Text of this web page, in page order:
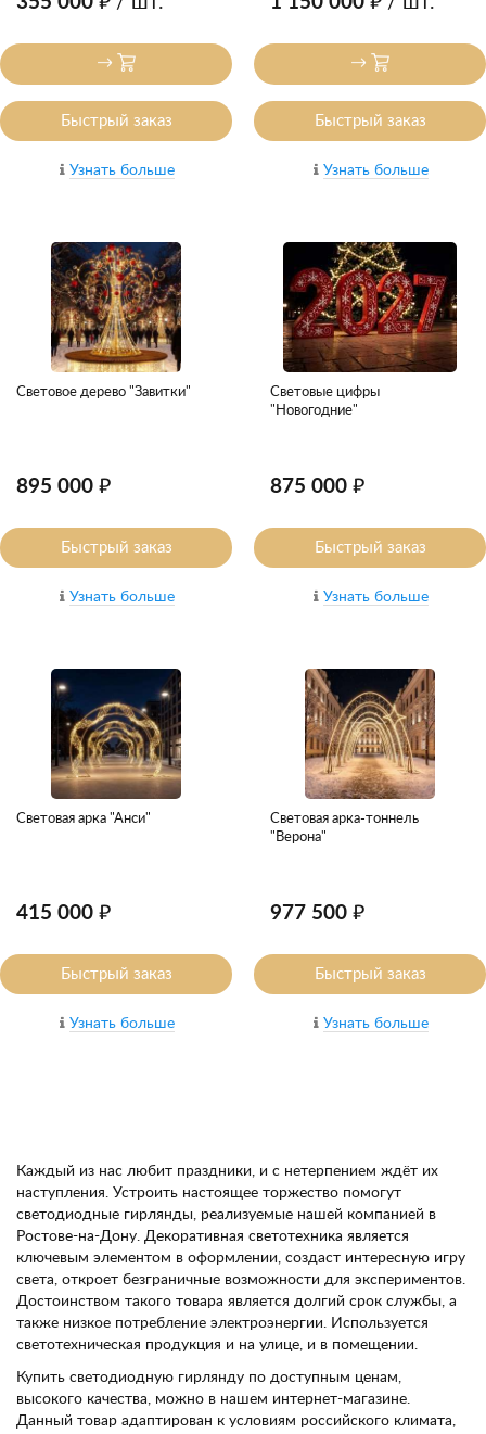
Быстрый заказ
Узнать больше
Быстрый заказ
Узнать больше
Световое дерево "Завитки"
895 000 ₽
Быстрый заказ
Узнать больше
Световые цифры
"Новогодние"
875 000 ₽
Быстрый заказ
Узнать больше
Световая арка "Анси"
415 000 ₽
Быстрый заказ
Узнать больше
Световая арка-тоннель
"Верона"
977 500 ₽
Быстрый заказ
Узнать больше
Каждый из нас любит праздники, и с нетерпением ждёт их
наступления. Устроить настоящее торжество помогут
светодиодные гирлянды, реализуемые нашей компанией в
Ростове-на-Дону. Декоративная светотехника является
ключевым элементом в оформлении, создаст интересную игру
света, откроет безграничные возможности для экспериментов.
Достоинством такого товара является долгий срок службы, а
также низкое потребление электроэнергии. Используется
светотехническая продукция и на улице, и в помещении.
Купить светодиодную гирлянду по доступным ценам,
высокого качества, можно в нашем интернет-магазине.
Данный товар адаптирован к условиям российского климата,